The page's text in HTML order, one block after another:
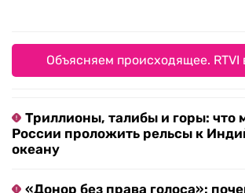
Объясняем происходящее. RTVI
Триллионы, талибы и горы: что
России проложить рельсы к
океану
«Донор без права голоса»: